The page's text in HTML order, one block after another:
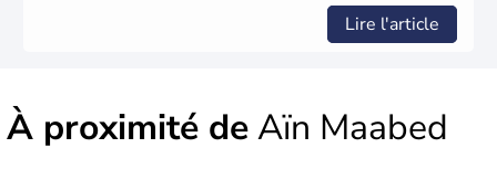
Lire l'article
À proximité deAïn Maabed